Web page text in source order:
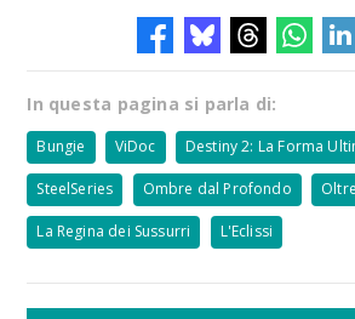
In questa pagina si parla di:
Bungie ViDoc Destiny 2: La Forma
SteelSeries Ombre dal Profondo
La Regina dei Sussurri L'Eclissi